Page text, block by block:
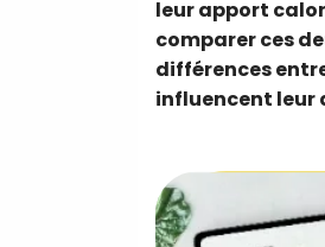
leur apport
comparer ces
différences
influencent leur